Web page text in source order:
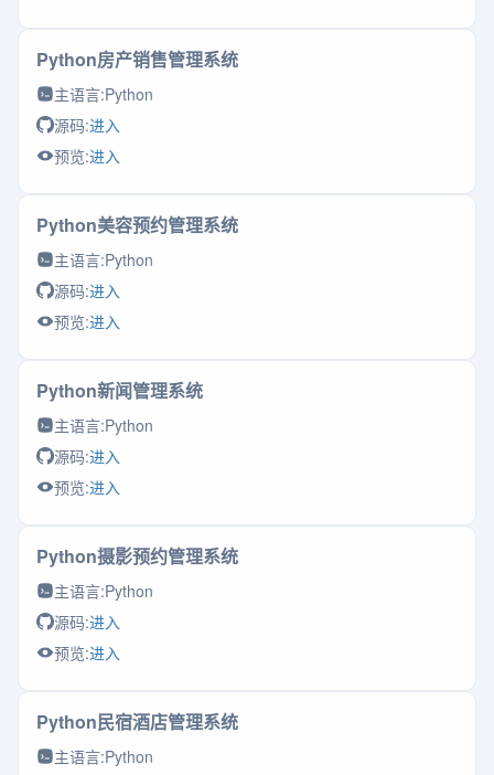
Python房产销售管理系统
主语言:Python
源码:进入
预览:进入
Python美容预约管理系统
主语言:Python
源码:进入
预览:进入
Python新闻管理系统
主语言:Python
源码:进入
预览:进入
Python摄影预约管理系统
主语言:Python
源码:进入
预览:进入
Python民宿酒店管理系统
主语言:Python